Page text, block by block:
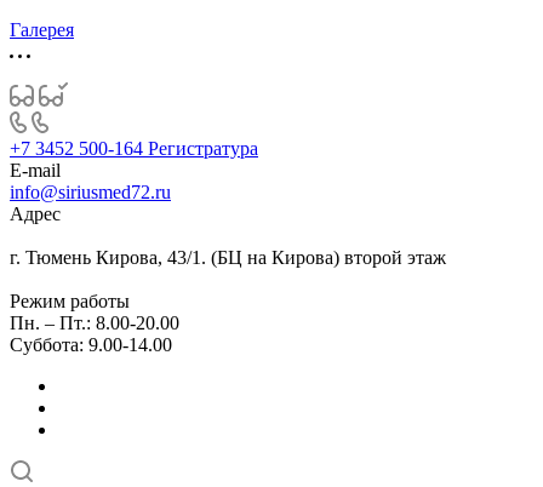
Галерея
+7 3452 500-164 Регистратура
E-mail
info@siriusmed72.ru
Адрес
г. Тюмень Кирова, 43/1. (БЦ на Кирова) второй этаж
Режим работы
Пн. – Пт.: 8.00-20.00
Суббота: 9.00-14.00